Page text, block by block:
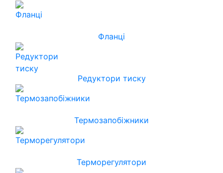
Фланці
Редуктори тиску
Термозапобіжники
Терморегулятори